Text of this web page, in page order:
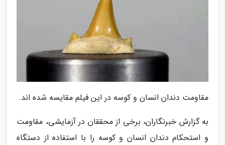
مقاومت دندان انسان و کوسه در این فیلم مقایسه شده اند.
به گزارش خبرنگاران، برخی از محققان در آزمایشی، مقاومت
و استحکام دندان انسان و کوسه را با استفاده از دستگاه